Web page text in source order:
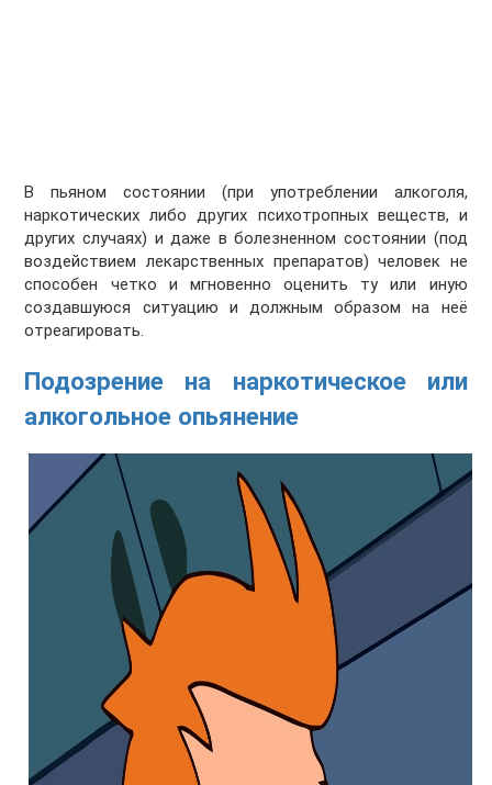
В пьяном состоянии (при употреблении алкоголя,
наркотических либо других психотропных веществ, и
других случаях) и даже в болезненном состоянии (под
воздействием лекарственных препаратов) человек не
способен четко и мгновенно оценить ту или иную
создавшуюся ситуацию и должным образом на неё
отреагировать.
Подозрение на наркотическое или
алкогольное опьянение